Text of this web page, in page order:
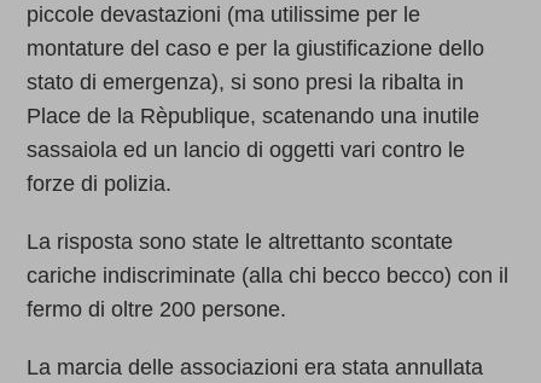
piccole devastazioni (ma utilissime per le
montature del caso e per la giustificazione dello
stato di emergenza), si sono presi la ribalta in
Place de la Rèpublique, scatenando una inutile
sassaiola ed un lancio di oggetti vari contro le
forze di polizia.
La risposta sono state le altrettanto scontate
cariche indiscriminate (alla chi becco becco) con il
fermo di oltre 200 persone.
La marcia delle associazioni era stata annullata